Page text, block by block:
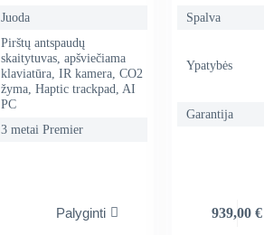
Juoda
Pirštų antspaudų
skaitytuvas, apšviečiama
klaviatūra, IR kamera, CO2
žyma, Haptic trackpad, AI
PC
3 metai Premier
Palyginti
Spalva
Ypatybės
Garantija
939,00€